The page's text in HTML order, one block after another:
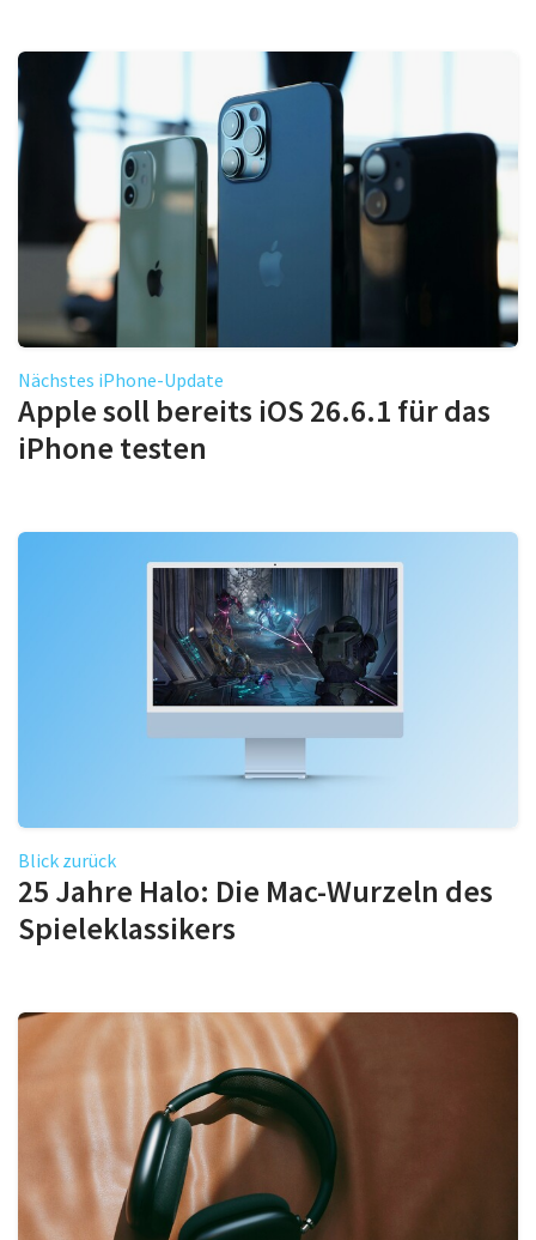
Nächstes iPhone-Update
Apple soll bereits iOS 26.6.1 für das
iPhone testen
Blick zurück
25 Jahre Halo: Die Mac-Wurzeln des
Spieleklassikers